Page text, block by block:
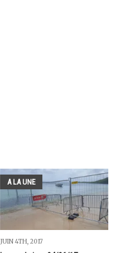
A LA UNE
JUIN 4TH, 2017